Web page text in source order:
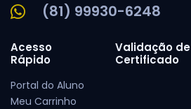
(81) 99930-6248
Acesso
Rápido
Portal do Aluno
Meu Carrinho
Validação de
Certificado